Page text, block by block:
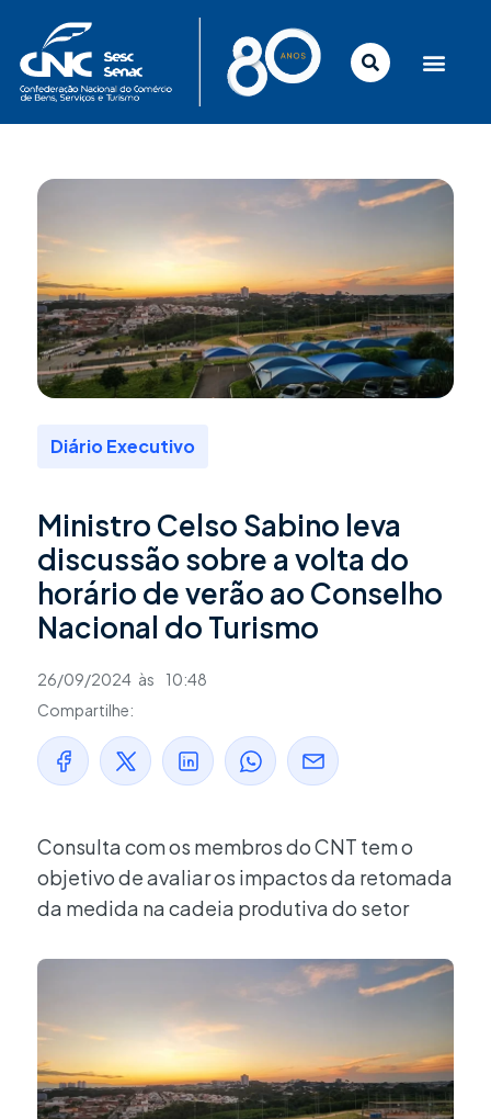
conteúdo
Diário Executivo
Ministro Celso Sabino leva
discussão sobre a volta do
horário de verão ao Conselho
Nacional do Turismo
26/09/2024 às
10:48
Compartilhe:
Consulta com os membros do CNT tem o
objetivo de avaliar os impactos da retomada
da medida na cadeia produtiva do setor